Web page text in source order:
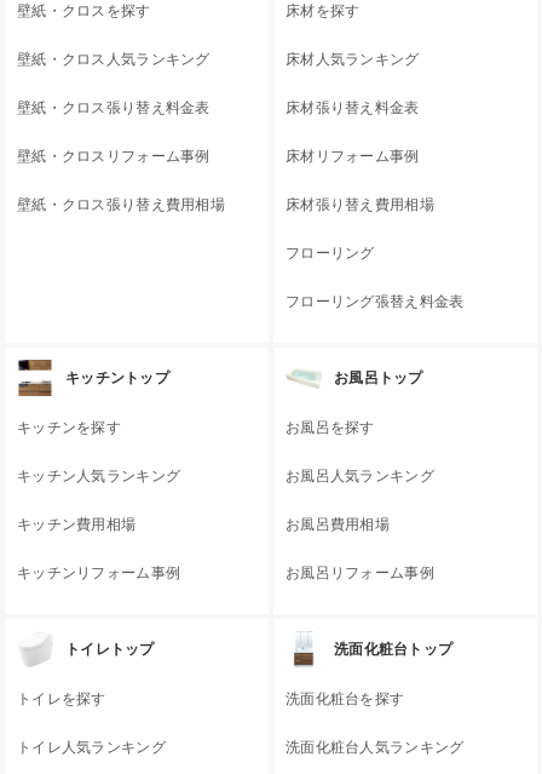
壁紙・クロスを探す
壁紙・クロス人気ランキング
壁紙・クロス張り替え料金表
壁紙・クロスリフォーム事例
壁紙・クロス張り替え費用相場
床材を探す
床材人気ランキング
床材張り替え料金表
床材リフォーム事例
床材張り替え費用相場
フローリング
フローリング張替え料金表
キッチントップ
キッチンを探す
キッチン人気ランキング
キッチン費用相場
キッチンリフォーム事例
お風呂トップ
お風呂を探す
お風呂人気ランキング
お風呂費用相場
お風呂リフォーム事例
トイレトップ
トイレを探す
トイレ人気ランキング
洗面化粧台トップ
洗面化粧台を探す
洗面化粧台人気ランキング